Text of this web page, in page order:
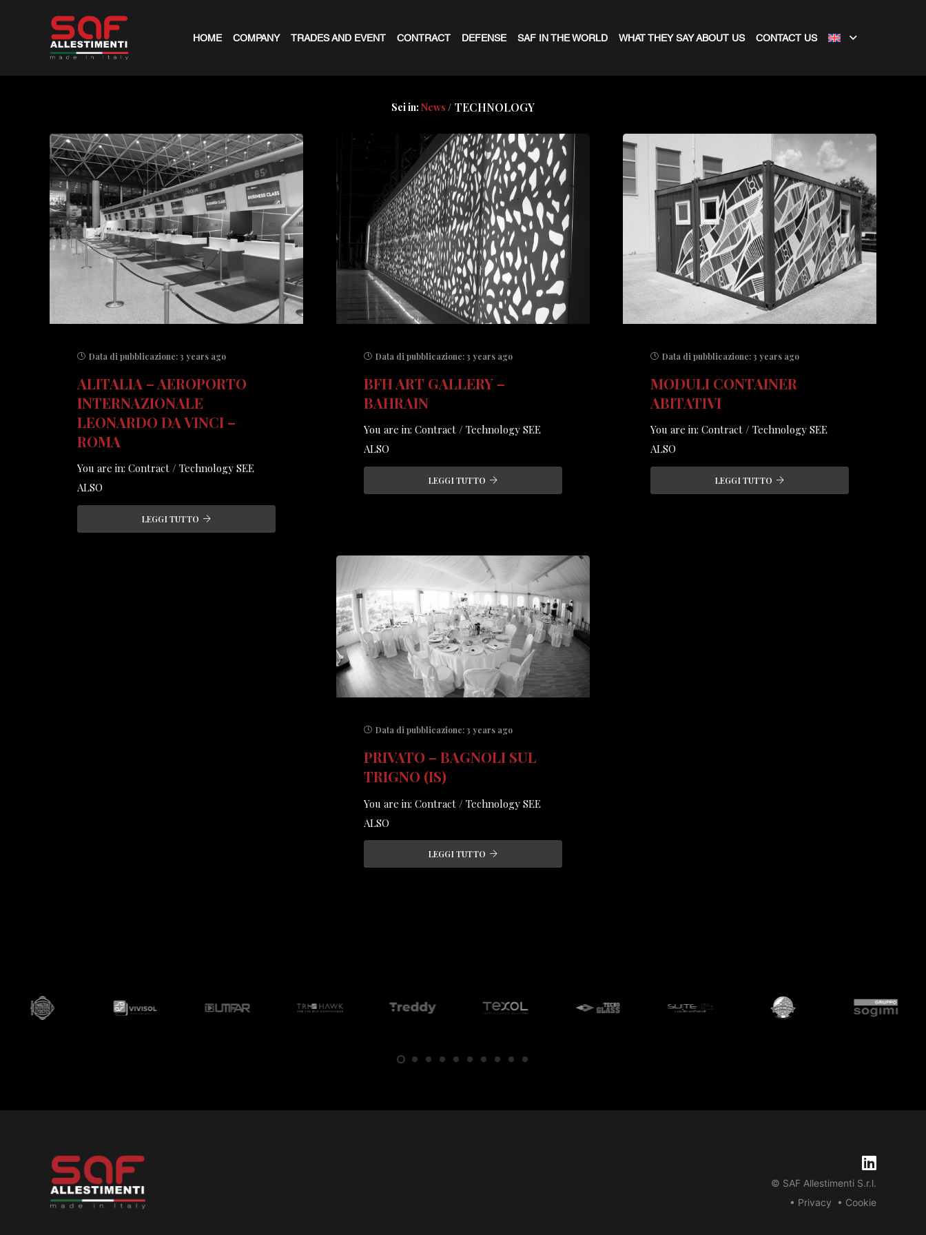
HOME COMPANY TRADES AND EVENT CONTRACT DEFENSE SAF IN THE WORLD WHAT THEY SAY ABOUT US CONTACT US
Sei in:News / TECHNOLOGY
Data di pubblicazione:3 years ago
ALITALIA – AEROPORTO
INTERNAZIONALE
LEONARDO DA VINCI –
ROMA
You are in: Contract / Technology SEE
ALSO
LEGGI TUTTO
Data di pubblicazione:3 years ago
BFH ART GALLERY –
BAHRAIN
You are in: Contract / Technology SEE
ALSO
LEGGI TUTTO
Data di pubblicazione:3 years ago
MODULI CONTAINER
ABITATIVI
You are in: Contract / Technology SEE
ALSO
LEGGI TUTTO
Data di pubblicazione:3 years ago
PRIVATO – BAGNOLI SUL
TRIGNO (IS)
You are in: Contract / Technology SEE
ALSO
LEGGI TUTTO
© SAF Allestimenti S.r.l.
• Privacy
• Cookie